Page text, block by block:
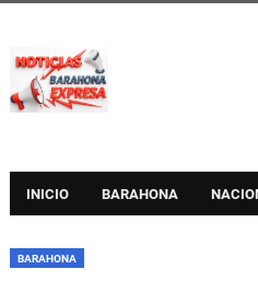
INICIO BARAHONA
BARAHONA